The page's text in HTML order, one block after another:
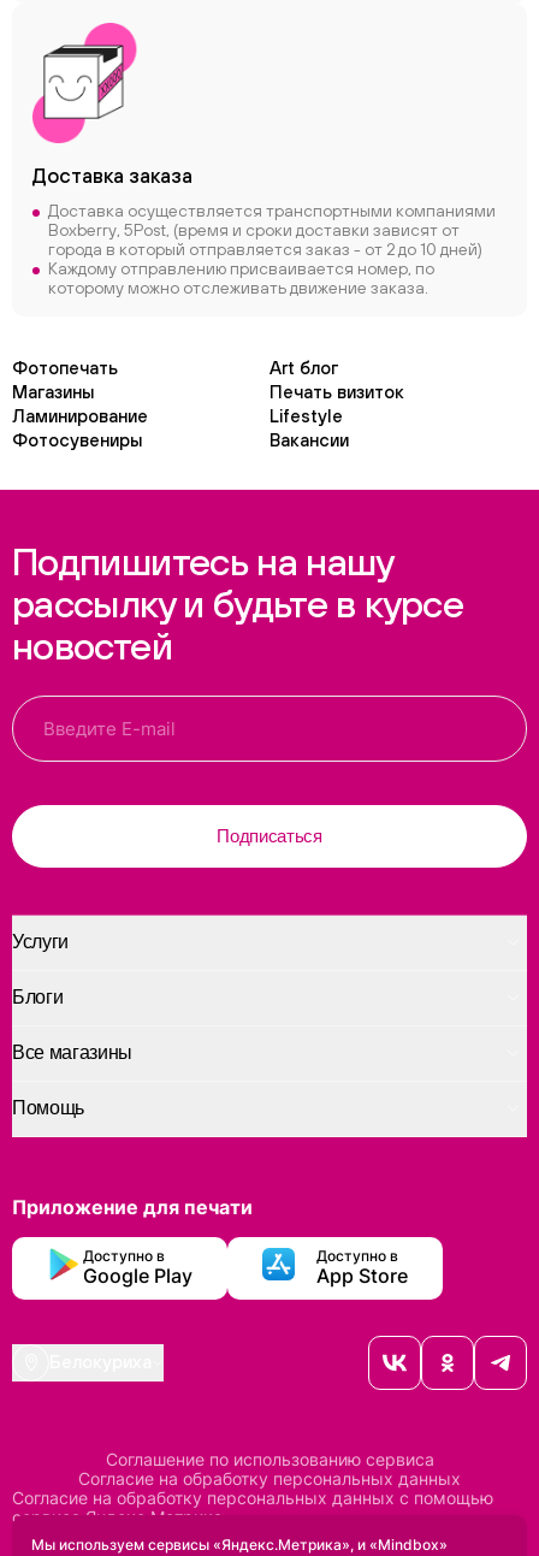
Доставка заказа
Доставка осуществляется транспортными компаниями
Boxberry, 5Post, (время и сроки доставки зависят от
города в который отправляется заказ - от 2 до 10 дней)
Каждому отправлению присваивается номер, по
которому можно отслеживать движение заказа.
Фотопечать
Art блог
Магазины
Печать визиток
Ламинирование
Lifestyle
Фотосувениры
Вакансии
Подпишитесь на нашу
рассылку и будьте в курсе
новостей
Подписаться
Услуги
Помощь
Блоги
Все магазины
Приложение для печати
Доступно в
Google Play
Доступно в
App Store
Соглашение по использованию сервиса
Согласие на обработку персональных данных
Согласие на обработку персональных данных с помощью
сервиса Яндекс Метрика
Согласие на обработку персональных данных с помощью
Мы используем сервисы «Яндекс.Метрика», и «Mindbox»